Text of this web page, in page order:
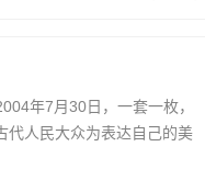
年7月30日，一套一枚，
代人民大众为表达自己的美